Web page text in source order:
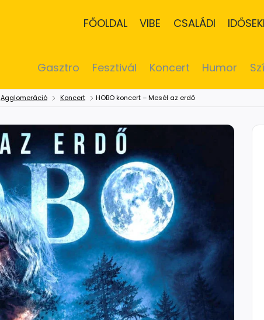
FŐOLDAL VIBE CSALÁDI
Gasztro Fesztivál Koncert Humor
Agglomeráció Koncert HOBO koncert – Mesél az erdő